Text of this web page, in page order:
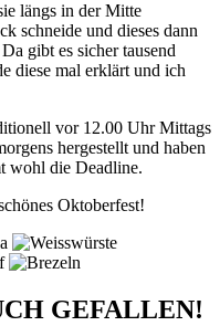
längs in der Mitte
schneide und dieses dann
gibt es sicher tausend
diese mal erklärt und ich
vor 12.00 Uhr Mittags
hergestellt und haben
wohl die Deadline.
Oktoberfest!
GEFALLEN!